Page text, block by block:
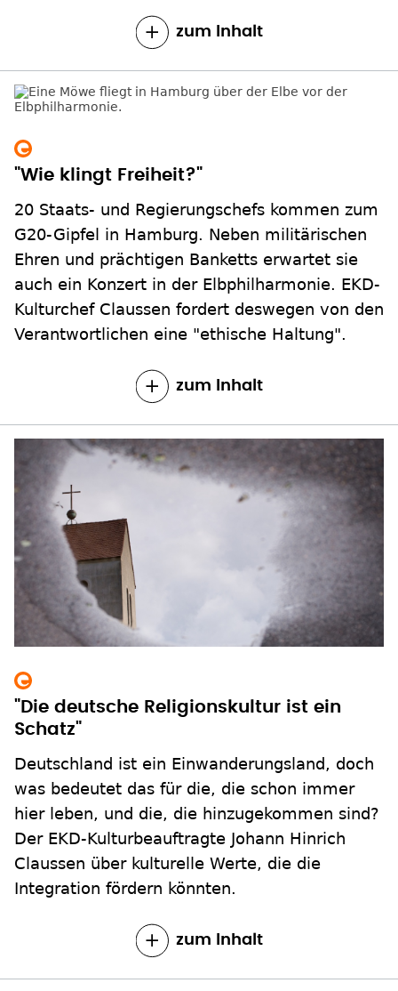
zum Inhalt
"Wie klingt Freiheit?"
20 Staats- und Regierungschefs kommen zum
G20-Gipfel in Hamburg. Neben militärischen
Ehren und prächtigen Banketts erwartet sie
auch ein Konzert in der Elbphilharmonie. EKD-
Kulturchef Claussen fordert deswegen von den
Verantwortlichen eine "ethische Haltung".
zum Inhalt
"Die deutsche Religionskultur ist ein
Schatz"
Deutschland ist ein Einwanderungsland, doch
was bedeutet das für die, die schon immer
hier leben, und die, die hinzugekommen sind?
Der EKD-Kulturbeauftragte Johann Hinrich
Claussen über kulturelle Werte, die die
Integration fördern könnten.
zum Inhalt